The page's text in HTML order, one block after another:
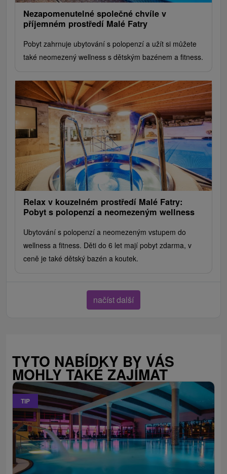
Nezapomenutelné společné chvíle v
příjemném prostředí Malé Fatry
Pobyt zahrnuje ubytování s polopenzí a užít si můžete
také neomezený wellness s dětským bazénem a fitness.
Relax v kouzelném prostředí Malé Fatry:
Pobyt s polopenzí a neomezeným wellness
Ubytování s polopenzí a neomezeným vstupem do
wellness a fitness. Děti do 6 let mají pobyt zdarma, v
ceně je také dětský bazén a koutek.
načíst další
TYTO NABÍDKY BY VÁS
MOHLY TAKÉ ZAJÍMAT
TIP